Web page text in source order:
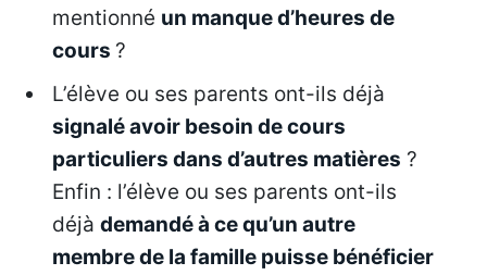
mentionné un manque d’heures de
cours?
L’élève ou ses parents ont-ils déjà
signalé avoir besoin de cours
particuliers dans d’autres matières ?
Enfin : l’élève ou ses parents ont-ils
déjàdemandé à ce qu’un autre
membre de la famille puisse bénéficier